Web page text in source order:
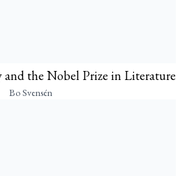
and the Nobel Prize in Literature
Bo Svensén